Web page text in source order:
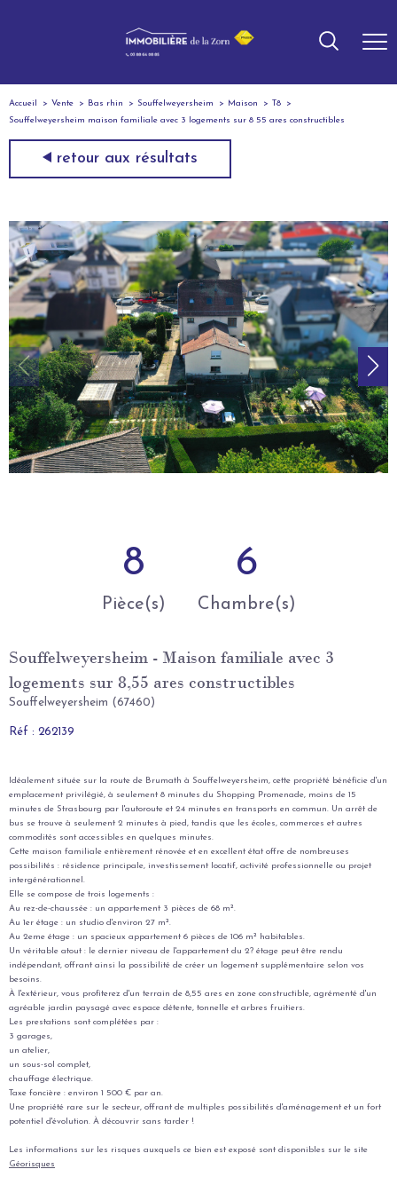
Accueil Vente Bas rhin Souffelweyersheim Maison T8
Souffelweyersheim maison familiale avec 3 logements sur 8 55 ares constructibles
retour aux résultats
8
Pièce(s)
6
Chambre(s)
Souffelweyersheim - Maison familiale avec 3
logements sur 8,55 ares constructibles
Souffelweyersheim (67460)
Réf : 262139
Idéalement située sur la route de Brumath à Souffelweyersheim, cette propriété bénéficie d'un
emplacement privilégié, à seulement 8 minutes du Shopping Promenade, moins de 15
minutes de Strasbourg par l'autoroute et 24 minutes en transports en commun. Un arrêt de
bus se trouve à seulement 2 minutes à pied, tandis que les écoles, commerces et autres
commodités sont accessibles en quelques minutes.
Cette maison familiale entièrement rénovée et en excellent état offre de nombreuses
possibilités : résidence principale, investissement locatif, activité professionnelle ou projet
intergénérationnel.
Elle se compose de trois logements :
Au rez-de-chaussée : un appartement 3 pièces de 68 m².
Au 1er étage : un studio d'environ 27 m².
Au 2eme étage : un spacieux appartement 6 pièces de 106 m² habitables.
Un véritable atout : le dernier niveau de l'appartement du 2? étage peut être rendu
indépendant, offrant ainsi la possibilité de créer un logement supplémentaire selon vos
besoins.
À l'extérieur, vous profiterez d'un terrain de 8,55 ares en zone constructible, agrémenté d'un
agréable jardin paysagé avec espace détente, tonnelle et arbres fruitiers.
Les prestations sont complétées par :
3 garages,
un atelier,
un sous-sol complet,
chauffage électrique.
Taxe foncière : environ 1 500 € par an.
Une propriété rare sur le secteur, offrant de multiples possibilités d'aménagement et un fort
potentiel d'évolution. À découvrir sans tarder !
Les informations sur les risques auxquels ce bien est exposé sont disponibles sur le site
Géorisques